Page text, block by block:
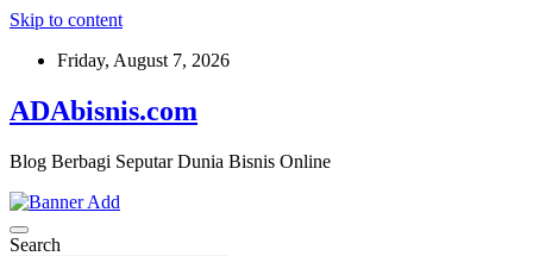
Skip to content
Friday, August 7, 2026
ADAbisnis.com
Blog Berbagi Seputar Dunia Bisnis Online
Search